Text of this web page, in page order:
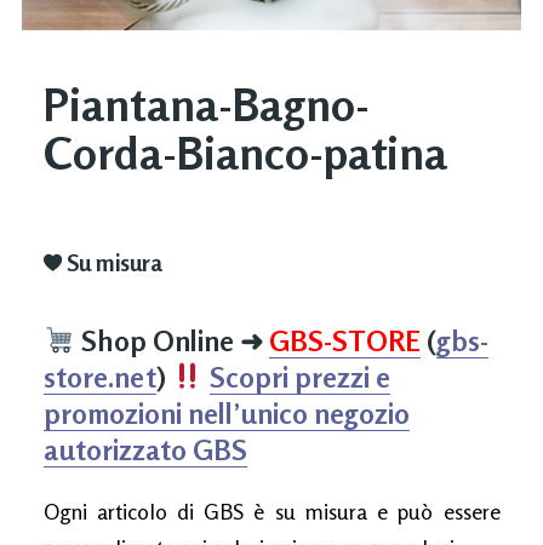
Piantana-Bagno-
Corda-Bianco-patina
Su misura
Shop Online ➜ GBS-STORE (gbs-
store.net)
Scopri prezzi e
promozioni nell’unico negozio
autorizzato GBS
Ogni articolo di GBS è su misura e può essere